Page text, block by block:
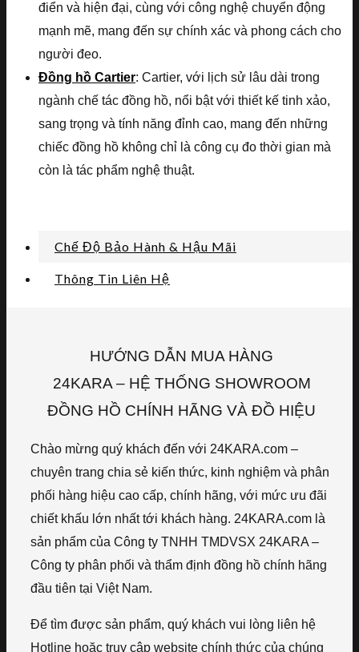
điển và hiện đại, cùng với công nghệ chuyển động
mạnh mẽ, mang đến sự chính xác và phong cách cho
người đeo.
Đồng hồ Cartier: Cartier, với lịch sử lâu dài trong
ngành chế tác đồng hồ, nổi bật với thiết kế tinh xảo,
sang trọng và tính năng đỉnh cao, mang đến những
chiếc đồng hồ không chỉ là công cụ đo thời gian mà
còn là tác phẩm nghệ thuật.
Chế Độ Bảo Hành & Hậu Mãi
Thông Tin Liên Hệ
HƯỚNG DẪN MUA HÀNG
24KARA – HỆ THỐNG SHOWROOM
ĐỒNG HỒ CHÍNH HÃNG VÀ ĐỒ HIỆU
Chào mừng quý khách đến với 24KARA.com –
chuyên trang chia sẻ kiến thức, kinh nghiệm và phân
phối hàng hiệu cao cấp, chính hãng, với mức ưu đãi
chiết khấu lớn nhất tới khách hàng. 24KARA.com là
sản phẩm của Công ty TNHH TMDVSX 24KARA –
Công ty phân phối và thẩm định đồng hồ chính hãng
đầu tiên tại Việt Nam.
Để tìm được sản phẩm, quý khách vui lòng liên hệ
Hotline hoặc truy cập website chính thức của chúng